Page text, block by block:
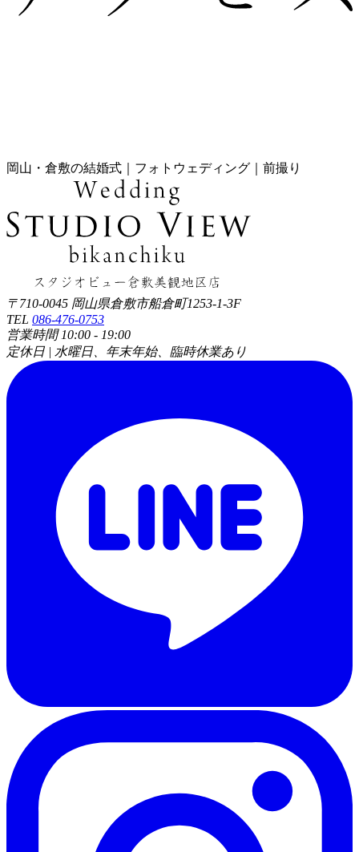
岡山・倉敷の結婚式｜フォトウェディング｜前撮り
〒710-0045 岡山県倉敷市船倉町1253-1-3F
TEL 086-476-0753
営業時間 10:00 - 19:00
定休日 | 水曜日、年末年始、臨時休業あり